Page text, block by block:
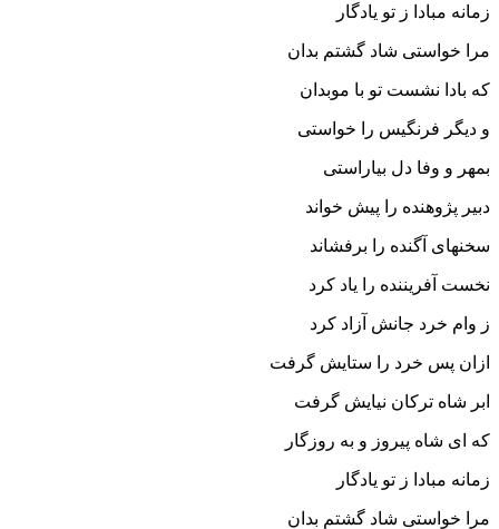
زمانه مبادا ز تو یادگار
مرا خواستى شاد گشتم بدان
که بادا نشست تو با موبدان‏
و دیگر فرنگیس را خواستى
بمهر و وفا دل بیاراستى‏
دبیر پژوهنده را پیش خواند
سخنهاى آگنده را برفشاند
نخست آفریننده را یاد کرد
ز وام خرد جانش آزاد کرد
ازان پس خرد را ستایش گرفت
ابر شاه ترکان نیایش گرفت‏
که اى شاه پیروز و به روزگار
زمانه مبادا ز تو یادگار
مرا خواستى شاد گشتم بدان